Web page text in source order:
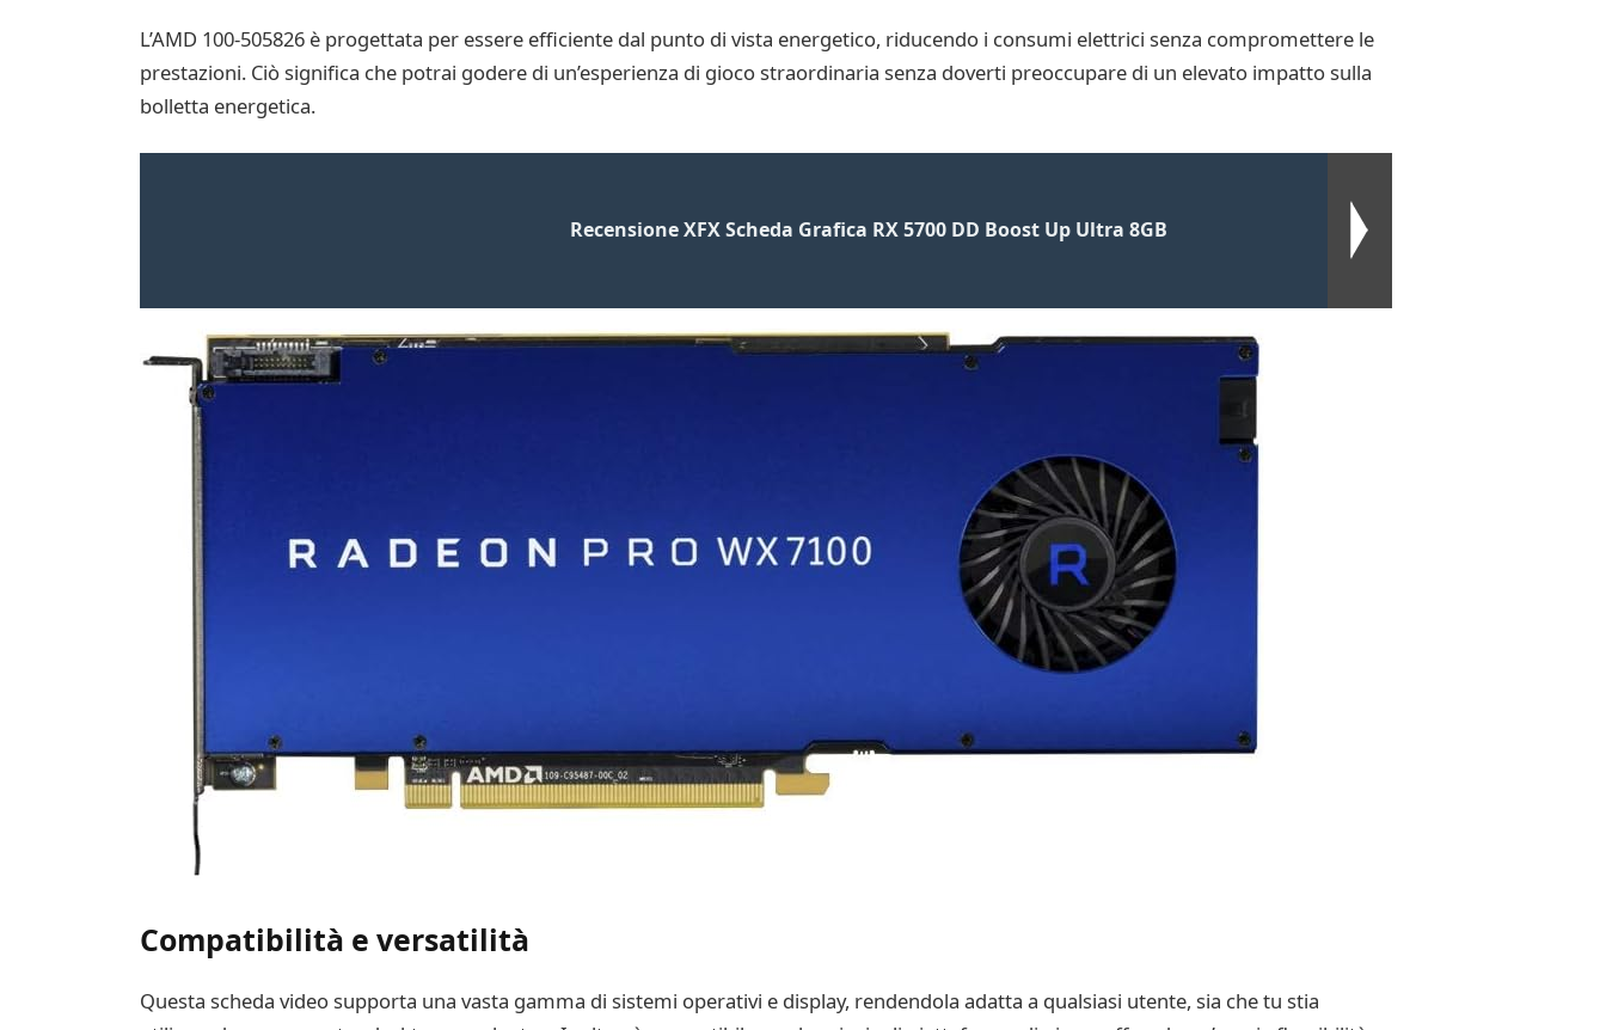
L’AMD 100-505826 è progettata per essere efficiente dal punto di vista energetico, riducendo i consumi elettrici senza compromettere le
prestazioni. Ciò significa che potrai godere di un’esperienza di gioco straordinaria senza doverti preoccupare di un elevato impatto sulla
bolletta energetica.
Recensione XFX Scheda Grafica RX 5700 DD Boost Up Ultra 8GB
Compatibilità e versatilità
Questa scheda video supporta una vasta gamma di sistemi operativi e display, rendendola adatta a qualsiasi utente, sia che tu stia